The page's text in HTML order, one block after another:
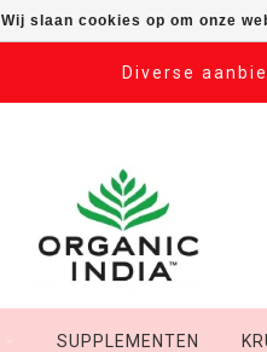
Diverse
SUPPLEMENTEN
Wij slaan cookies op om onze